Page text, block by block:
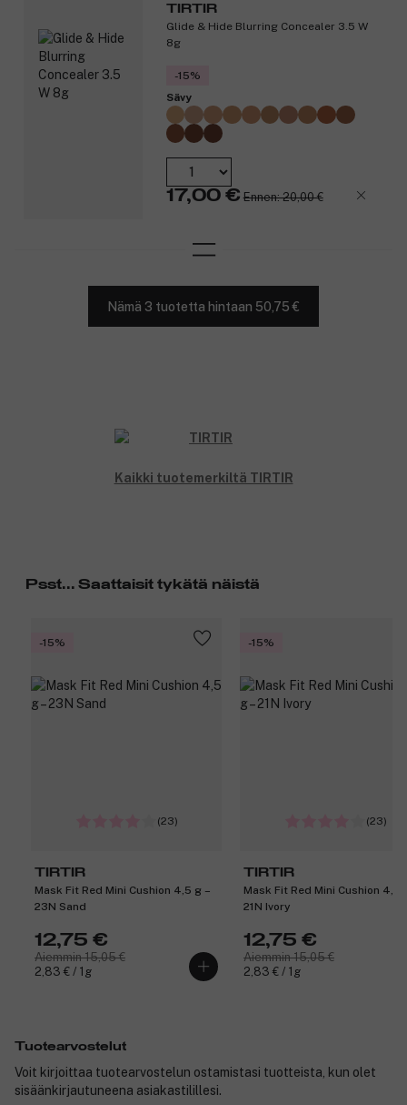
TIRTIR
Glide & Hide Blurring Concealer 3.5 W
8g
-15%
Sävy
17,00 € Ennen: 20,00 €
Nämä 3 tuotetta hintaan 50,75 €
Kaikki tuotemerkiltä TIRTIR
Psst... Saattaisit tykätä näistä
-15%
(23)
TIRTIR
Mask Fit Red Mini Cushion 4,5 g –
23N Sand
12,75 €
Aiemmin 15,05 €
2,83 € / 1g
-15%
(23)
TIRTIR
Mask Fit Red Mini Cushion 4,5
21N Ivory
12,75 €
Aiemmin 15,05 €
2,83 € / 1g
Tuotearvostelut
Voit kirjoittaa tuotearvostelun ostamistasi tuotteista, kun olet
sisäänkirjautuneena asiakastilillesi.